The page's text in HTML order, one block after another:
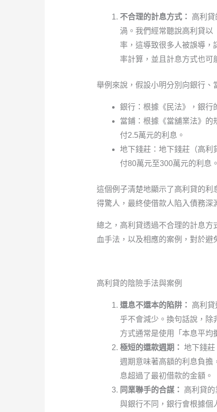
不合理的計息方式：
高利
渦。我們經常聽說高利貸以
率，這導致很多人被誤導，
率計算，並且計息方式也可
舉例來說，假設小明分別向銀行、
銀行：根據《民法》，銀行
當鋪：根據《當舖業法》的
付2.5萬元的利息。
地下錢莊：地下錢莊（高利
付80萬元至300萬元的利息。
這個例子清楚地顯示了高利貸的
得驚人，最終使借款人陷入債務深
總之，高利貸透過不合理的計息
血手法，以及相應的案例，對於避
高利貸的陰險手法與案例
還息不還本的陷阱：
高利
乎不會減少。換句話說，除
方式通常是使用「本息平均
極短的還款週期： 地下錢莊
週期意味著高額的利息負擔
息超過了最初借款的金額。
同業聯手的合謀：
高利貸
與銀行不同，銀行會根據個